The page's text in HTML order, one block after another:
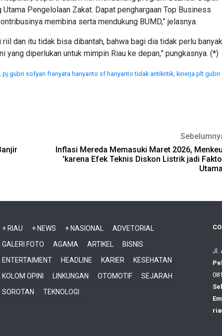
Pengelolaan Zakat. Dapat penghargaan Top Business
membina serta mendukung BUMD,” jelasnya.
dan itu tidak bisa dibantah, bahwa bagi dia tidak perlu banyak
diperlukan untuk mimpin Riau ke depan,” pungkasnya. (*)
pj gubri sofyan franyata hariyanto sf hariyanto tidak antikritik, kinerja plt gubri
Inflasi Mereda Memasuki Maret 2026,
'karena Efek Teknis Diskon Listrik jadi
+ RIAU + NEWS + NASIONAL
ADVETORIAL
GALERI FOTO
AGAMA ARTIKEL
BISNIS
ENTERTAIMENT
HEADLINE KARIER
KESEHATAN
KOLOM OPINI
LINKUNGAN OTOMOTIF
SEJARAH
SOROTAN
TEKNOLOGI
Jl.